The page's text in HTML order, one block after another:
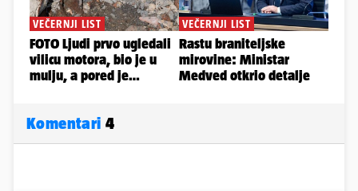
Komentari 4